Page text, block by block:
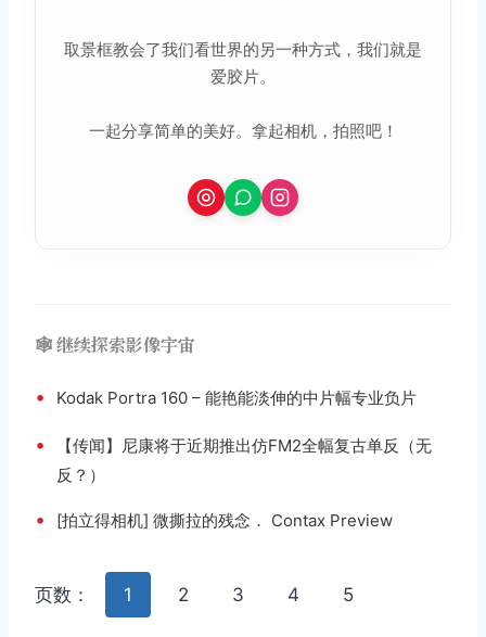
取景框教会了我们看世界的另一种方式，我们就是
爱胶片。
一起分享简单的美好。拿起相机，拍照吧！
🕸️ 继续探索影像宇宙
• Kodak Portra 160 – 能艳能淡伸的中片幅专业负片
•
【传闻】尼康将于近期推出仿FM2全幅复古单反（无
反？）
• [拍立得相机] 微撕拉的残念． Contax Preview
页数： 1 2 3 4 5